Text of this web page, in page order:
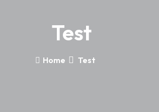
Test
Home Test